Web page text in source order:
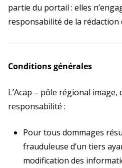
partie du portail : elles
responsabilité de la rédaction
Conditions générales
L’Acap – pôle régional image,
responsabilité :
Pour tous dommages
frauduleuse d’un tiers
modification des